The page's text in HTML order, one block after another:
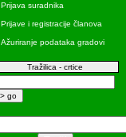
Prijava suradnika
Prijave i registracije članova
Ažuriranje podataka gradovi
Tražilica - crtice